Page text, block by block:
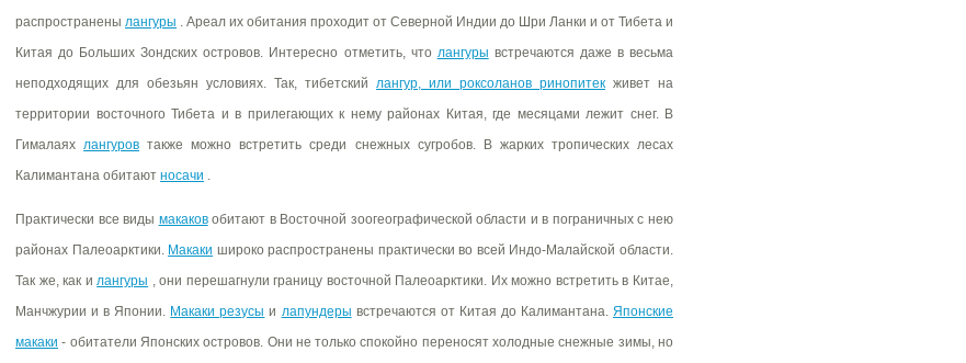
распространены лангуры . Ареал их обитания проходит от Северной Индии до Шри Ланки и от Тибета и
Китая до Больших Зондских островов. Интересно отметить, что лангуры встречаются даже в весьма
неподходящих для обезьян условиях. Так, тибетский лангур, или роксоланов ринопитек живет на
территории восточного Тибета и в прилегающих к нему районах Китая, где месяцами лежит снег. В
Гималаяхлангуров также можно встретить среди снежных сугробов. В жарких тропических лесах
Калимантана обитают носачи .
Практически все виды макаковобитают в Восточной зоогеографической области и в пограничных с нею
районах Палеоарктики. Макаки широко распространены практически во всей Индо-Малайской области.
Так же, как илангуры , они перешагнули границу восточной Палеоарктики. Их можно встретить в Китае,
Манчжурии и в Японии. Макаки резусы и лапундеры встречаются от Китая до Калимантана.Японские
макаки - обитатели Японских островов. Они не только спокойно переносят холодные снежные зимы, но